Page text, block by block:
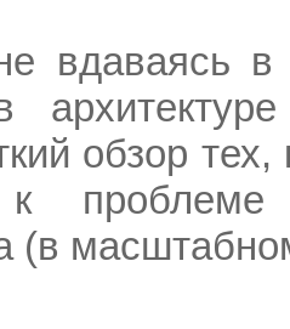
вдаваясь
обзор
проблеме
(в